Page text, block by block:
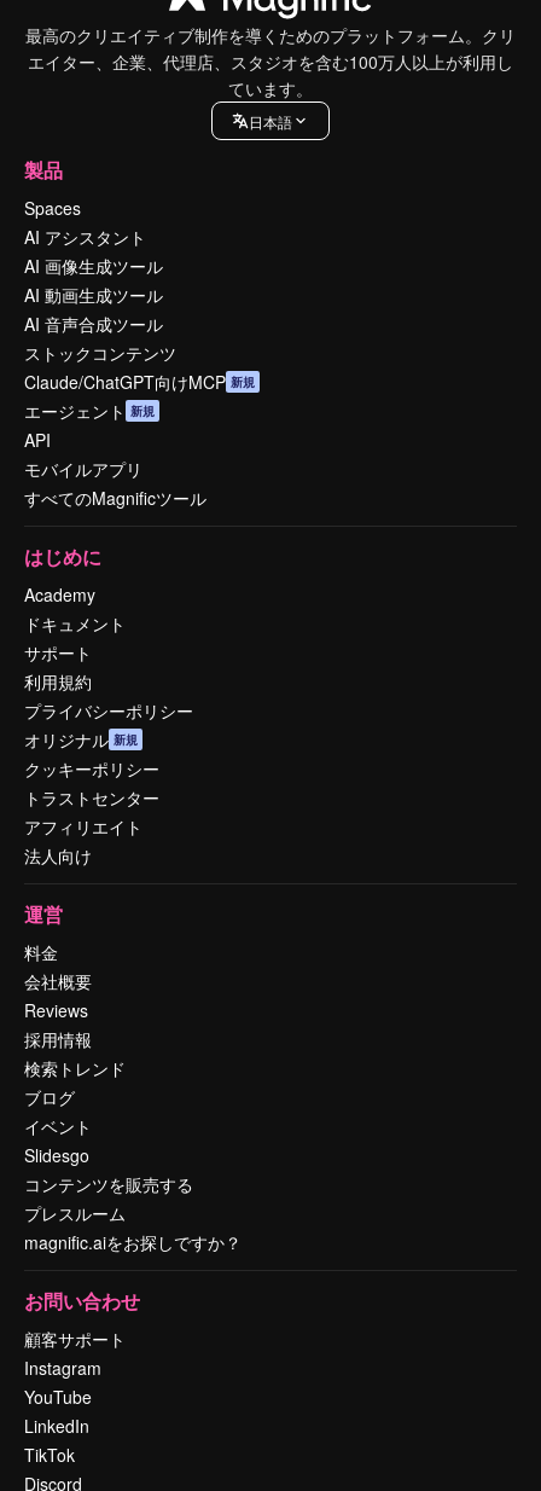
最高のクリエイティブ制作を導くためのプラットフォーム。クリ
エイター、企業、代理店、スタジオを含む100万人以上が利用し
ています。
日本語
製品
Spaces
AI アシスタント
AI 画像生成ツール
AI 動画生成ツール
AI 音声合成ツール
ストックコンテンツ
Claude/ChatGPT向けMCP 新規
エージェント 新規
API
モバイルアプリ
すべてのMagnificツール
はじめに
Academy
ドキュメント
サポート
利用規約
プライバシーポリシー
オリジナル 新規
クッキーポリシー
トラストセンター
アフィリエイト
法人向け
運営
料金
会社概要
Reviews
採用情報
検索トレンド
ブログ
イベント
Slidesgo
コンテンツを販売する
プレスルーム
magnific.aiをお探しですか？
お問い合わせ
顧客サポート
Instagram
YouTube
LinkedIn
TikTok
Discord